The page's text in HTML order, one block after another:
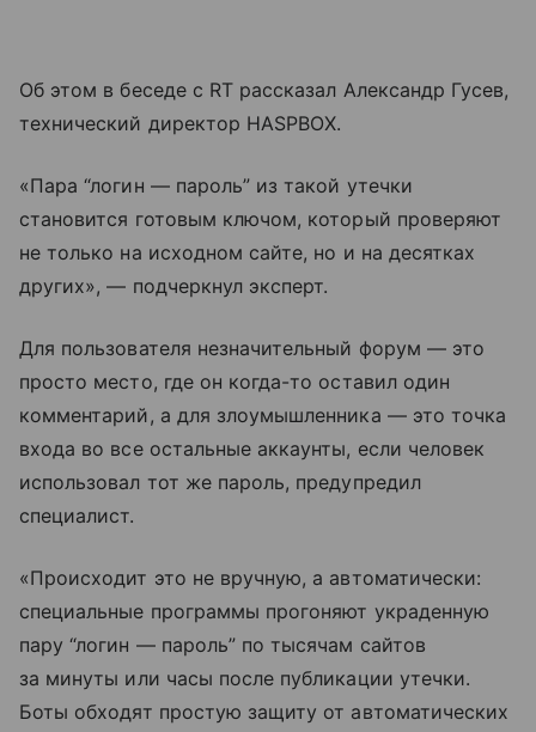
Об этом в беседе с RT рассказал Александр Гусев,
технический директор HASPBOX.
«Пара “логин — пароль” из такой утечки
становится готовым ключом, который проверяют
не только на исходном сайте, но и на десятках
других», — подчеркнул эксперт.
Для пользователя незначительный форум — это
просто место, где он когда-то оставил один
комментарий, а для злоумышленника — это точка
входа во все остальные аккаунты, если человек
использовал тот же пароль, предупредил
специалист.
«Происходит это не вручную, а автоматически:
специальные программы прогоняют украденную
пару “логин — пароль” по тысячам сайтов
за минуты или часы после публикации утечки.
Боты обходят простую защиту от автоматических